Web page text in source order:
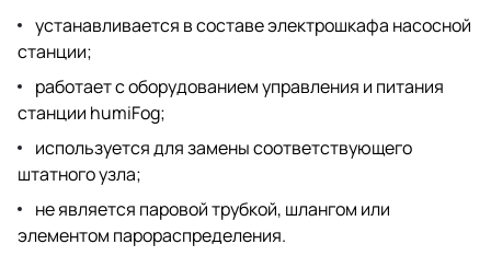
устанавливается в составе электрошкафа насосной
станции;
работает с оборудованием управления и питания
станции humiFog;
используется для замены соответствующего
штатного узла;
не является паровой трубкой, шлангом или
элементом парораспределения.